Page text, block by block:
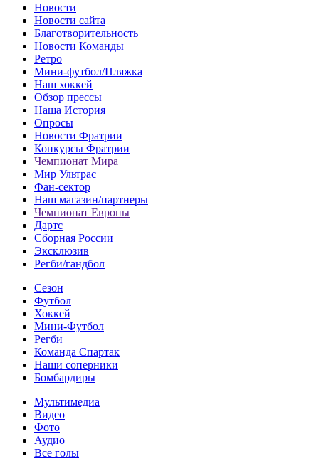
Новости
Новости сайта
Благотворительность
Новости Команды
Ретро
Мини-футбол/Пляжка
Наш хоккей
Обзор прессы
Наша История
Опросы
Новости Фратрии
Конкурсы Фратрии
Чемпионат Мира
Мир Ультрас
Фан-cектор
Наш магазин/партнеры
Чемпионат Европы
Дартс
Сборная России
Эксклюзив
Регби/гандбол
Сезон
Футбол
Хоккей
Мини-Футбол
Регби
Команда Спартак
Наши соперники
Бомбардиры
Мультимедиа
Видео
Фото
Аудио
Все голы